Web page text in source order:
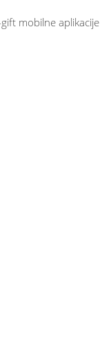
mobilne aplikacije